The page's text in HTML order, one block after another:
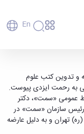
En
بوعلی سینا همدان
و تدوین کتب علوم
به رحمت ایزدی پیوست.
عمومی «سمت»، دکتر
سازمان «سمت» در
تهران و به دلیل عارضه